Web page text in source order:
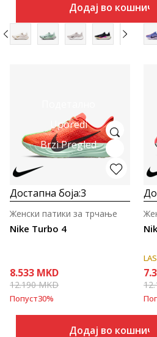
Додај во кошничка
Uporedi
Brzi Pregled
Достапна боја:3
Nike Turbo 4
Женски патики за трчање
8.533 MKD
12.190MKD
Попуст30%
Додај во кошничка